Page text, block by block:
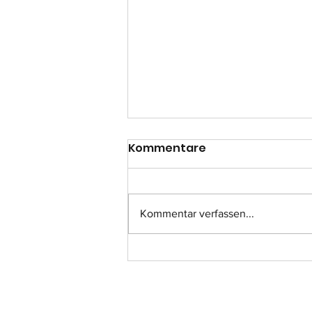
Einsatz-Nr.: 057
Kommentare
Kommentar verfassen...